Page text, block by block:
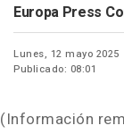
Europa Press
Lunes, 12 mayo 2025
Publicado: 08:01
(Información